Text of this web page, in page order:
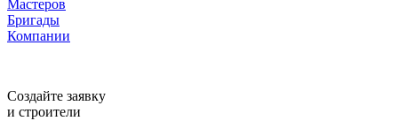
Мастеров
Бригады
Компании
Создайте заявку
и строители